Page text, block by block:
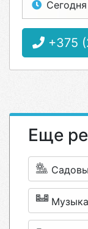
+375
Еще